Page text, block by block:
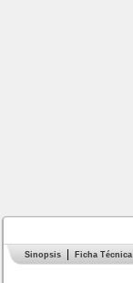
Sinopsis Ficha Técnica